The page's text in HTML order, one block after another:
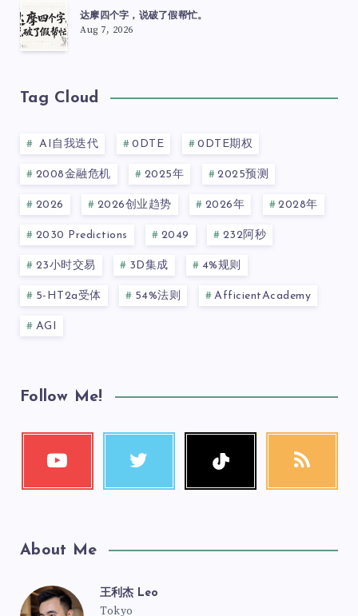
达摩四个字，说破了假帮忙。
Aug 7, 2026
Tag Cloud
AI自我迭代 0DTE 0DTE期权
2008金融危机 2025年 2025预测
2026 2026创业趋势 2026年 2028年
2030 Predictions 2049 232阿秒
23小时交易 3D集成 4%规则
5-HT2a受体 54%法则 AfficientAcademy
AGI
Follow Me!
About Me
王利杰 Leo
Tokyo